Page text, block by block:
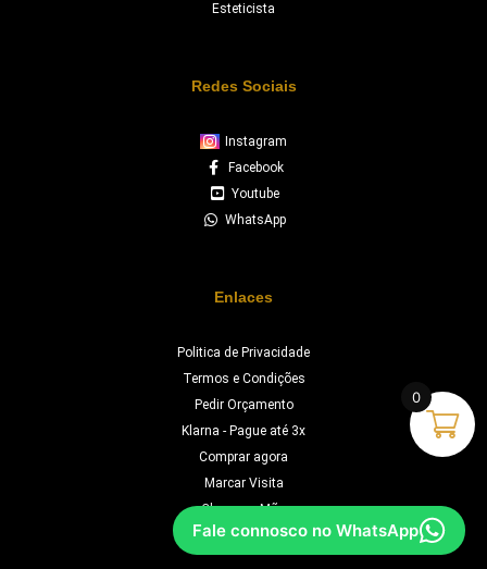
Esteticista
Redes Sociais
Instagram
Facebook
Youtube
WhatsApp
Enlaces
Politica de Privacidade
Termos e Condições
Pedir Orçamento
Klarna - Pague até 3x
Comprar agora
Marcar Visita
Chave na Mão
Orçamento
Fale connosco no WhatsApp
0